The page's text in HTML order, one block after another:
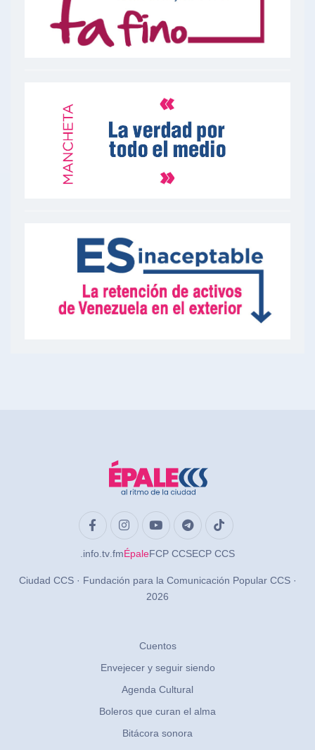
.info .tv .fmÉpaleFCP CCSECP CCS
Ciudad CCS · Fundación para la Comunicación Popular CCS ·
2026
Cuentos
Envejecer y seguir siendo
Agenda Cultural
Boleros que curan el alma
Bitácora sonora